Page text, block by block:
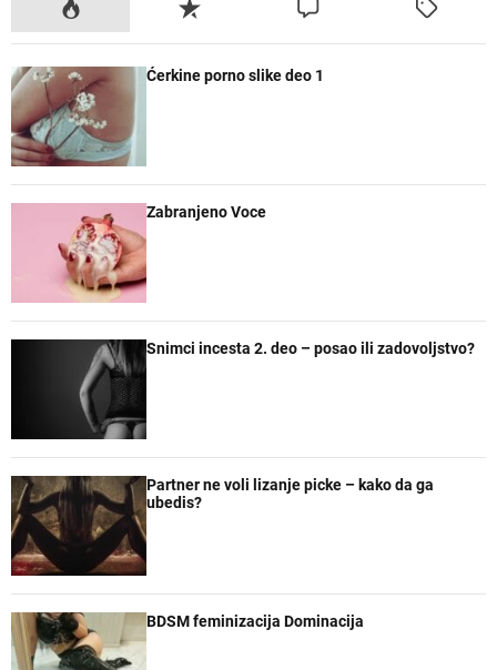
P
o
u
l
a
r
R
e
K
e
O
Ćerkine porno slike deo 1
Zabranjeno Voce
Snimci incesta 2. deo – posao ili zadovoljstvo?
Partner ne voli lizanje picke – kako da ga
ubedis?
BDSM feminizacija Dominacija